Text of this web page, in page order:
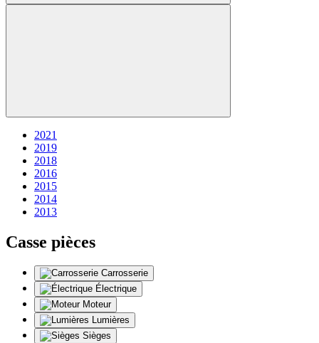
2021
2019
2018
2016
2015
2014
2013
Casse pièces
Carrosserie
Électrique
Moteur
Lumières
Sièges